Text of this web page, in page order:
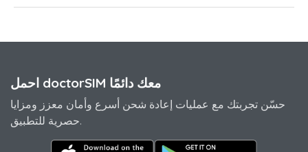
احمل doctorSIM معك دائمًا
حسّن تجربتك مع عمليات إعادة شحن أسرع وأمان معزز ومزايا
حصرية للتطبيق.